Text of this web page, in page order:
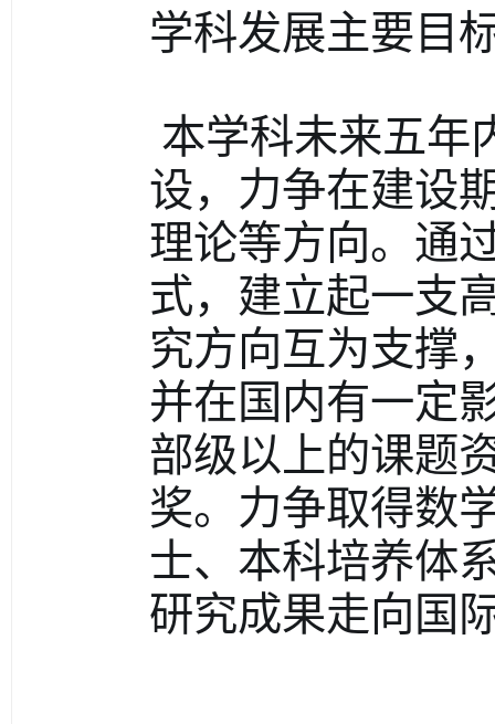
学科发展主要目
设，力争在建设
理论等方向。通
式，建立起一支
究方向互为支撑
并在国内有一定
部级以上的课题
奖。力争取得数
士、本科培养体
研究成果走向国